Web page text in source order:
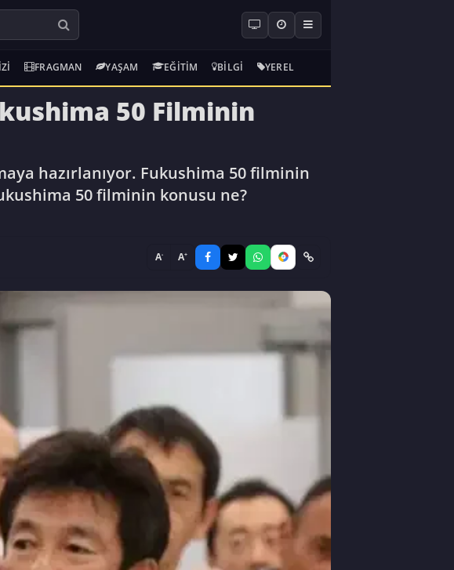
FRAGMAN YAŞAM EĞITIM BILGI YEREL
50 Filminin
hazırlanıyor. Fukushima 50 filminin
50 filminin konusu ne?
A- A+